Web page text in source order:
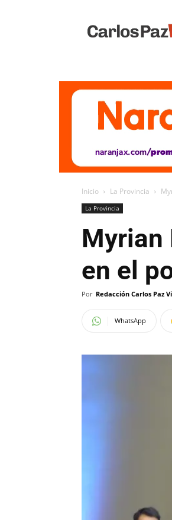
Vivo
Inicio La Provincia
La Provincia
Myrian
en el
Por Redacción Carlos Paz
WhatsApp